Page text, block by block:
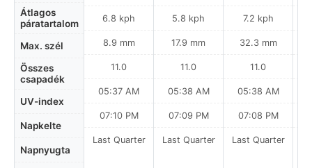
Átlagos
páratartalom
Max. szél
Összes
csapadék
UV-index
Napkelte
Napnyugta
6.8 kph
8.9 mm
11.0
05:37 AM
07:10 PM
Last Quarter
5.8 kph
17.9 mm
11.0
05:38 AM
07:09 PM
Last Quarter
7.2 kph
32.3 mm
11.0
05:38 AM
07:08 PM
Last Quarter